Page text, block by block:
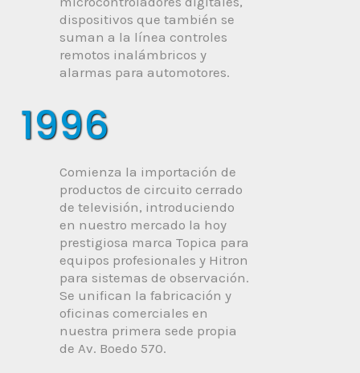
dispositivos que también se
suman a la línea controles
remotos inalámbricos y
alarmas para automotores.
1996
Comienza la importación de
productos de circuito cerrado
de televisión, introduciendo
en nuestro mercado la hoy
prestigiosa marca Topica para
equipos profesionales y Hitron
para sistemas de observación.
Se unifican la fabricación y
oficinas comerciales en
nuestra primera sede propia
de Av. Boedo 570.